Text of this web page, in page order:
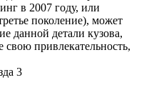
в 2007 году, или
поколение), может
данной детали кузова,
привлекательность,